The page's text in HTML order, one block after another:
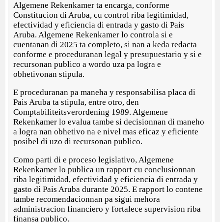
Algemene Rekenkamer ta encarga, conforme
Constitucion di Aruba, cu control riba legitimidad,
efectividad y eficiencia di entrada y gasto di Pais
Aruba. Algemene Rekenkamer lo controla si e
cuentanan di 2025 ta completo, si nan a keda redacta
conforme e proceduranan legal y presupuestario y si e
recursonan publico a wordo uza pa logra e
obhetivonan stipula.
E proceduranan pa maneha y responsabilisa placa di
Pais Aruba ta stipula, entre otro, den
Comptabiliteitsverordening 1989. Algemene
Rekenkamer lo evalua tambe si decisionnan di maneho
a logra nan obhetivo na e nivel mas eficaz y eficiente
posibel di uzo di recursonan publico.
Como parti di e proceso legislativo, Algemene
Rekenkamer lo publica un rapport cu conclusionnan
riba legitimidad, efectividad y eficiencia di entrada y
gasto di Pais Aruba durante 2025. E rapport lo contene
tambe recomendacionnan pa sigui mehora
administracion financiero y fortalece supervision riba
finansa publico.